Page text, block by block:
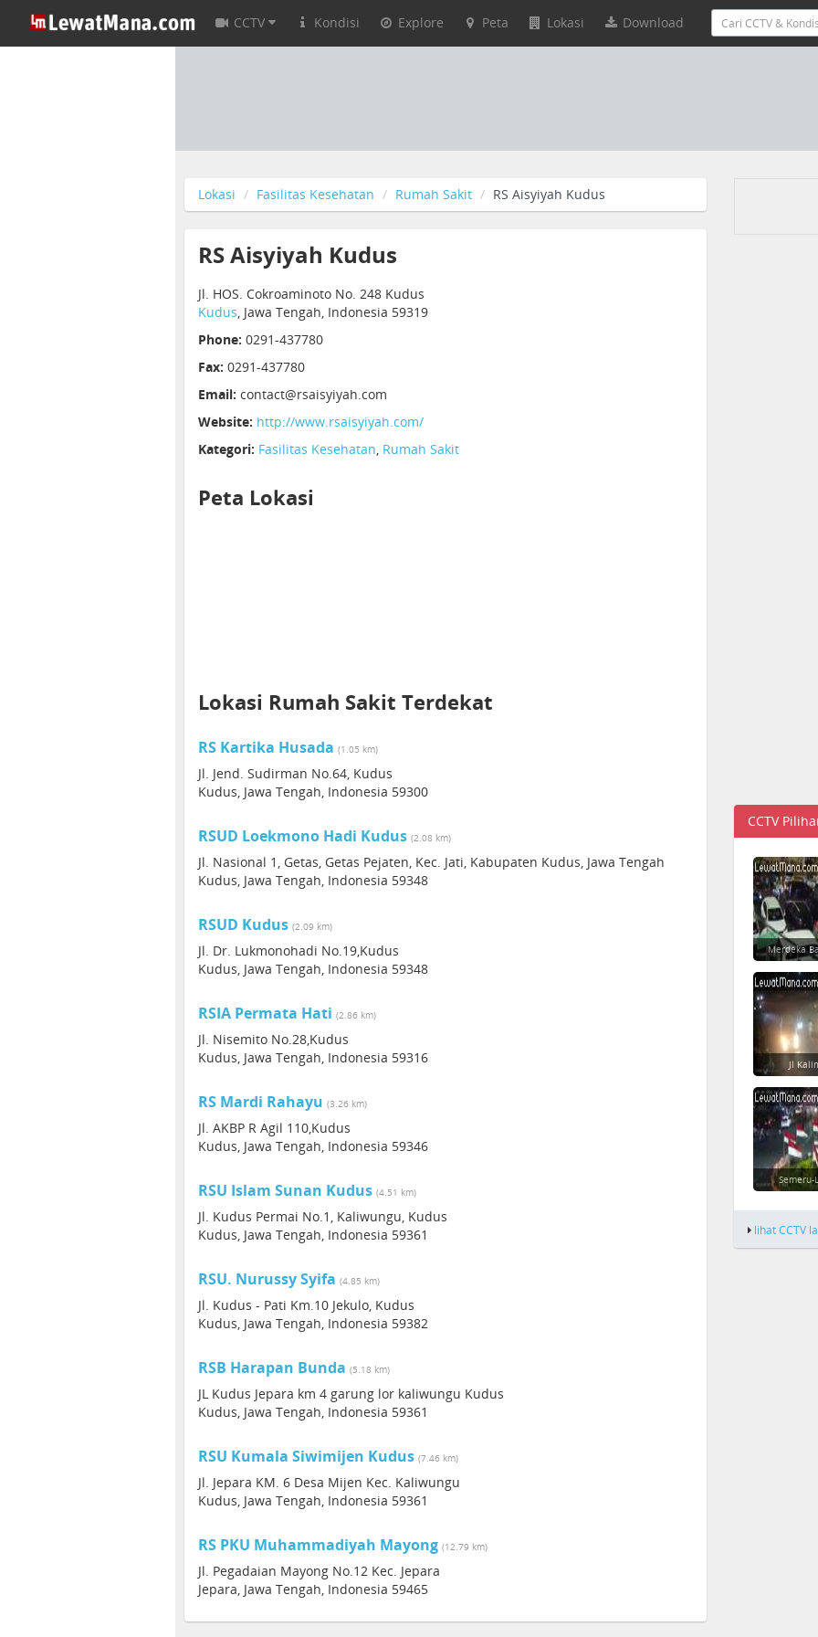
CCTV Kondisi Explore Peta Lokasi Download
Lokasi Fasilitas Kesehatan Rumah Sakit RS Aisyiyah Kudus
RS Aisyiyah Kudus
Jl. HOS. Cokroaminoto No. 248 Kudus
Kudus, Jawa Tengah, Indonesia 59319
Phone: 0291-437780
Fax: 0291-437780
Email: contact@rsaisyiyah.com
Website: http://www.rsaisyiyah.com/
Kategori: Fasilitas Kesehatan, Rumah Sakit
Peta Lokasi
Lokasi Rumah Sakit Terdekat
RS Kartika Husada (1.05 km)
Jl. Jend. Sudirman No.64, Kudus
Kudus, Jawa Tengah, Indonesia 59300
RSUD Loekmono Hadi Kudus (2.08 km)
Jl. Nasional 1, Getas, Getas Pejaten, Kec. Jati, Kabupaten Kudus, Jawa Tengah
Kudus, Jawa Tengah, Indonesia 59348
RSUD Kudus (2.09 km)
Jl. Dr. Lukmonohadi No.19,Kudus
Kudus, Jawa Tengah, Indonesia 59348
RSIA Permata Hati (2.86 km)
Jl. Nisemito No.28,Kudus
Kudus, Jawa Tengah, Indonesia 59316
RS Mardi Rahayu (3.26 km)
Jl. AKBP R Agil 110,Kudus
Kudus, Jawa Tengah, Indonesia 59346
RSU Islam Sunan Kudus (4.51 km)
Jl. Kudus Permai No.1, Kaliwungu, Kudus
Kudus, Jawa Tengah, Indonesia 59361
RSU. Nurussy Syifa (4.85 km)
Jl. Kudus - Pati Km.10 Jekulo, Kudus
Kudus, Jawa Tengah, Indonesia 59382
RSB Harapan Bunda (5.18 km)
JL Kudus Jepara km 4 garung lor kaliwungu Kudus
Kudus, Jawa Tengah, Indonesia 59361
RSU Kumala Siwimijen Kudus (7.46 km)
Jl. Jepara KM. 6 Desa Mijen Kec. Kaliwungu
Kudus, Jawa Tengah, Indonesia 59361
RS PKU Muhammadiyah Mayong (12.79 km)
Jl. Pegadaian Mayong No.12 Kec. Jepara
Jepara, Jawa Tengah, Indonesia 59465
CCTV
Merdeka
Jl
Semeru-
lihat CCTV